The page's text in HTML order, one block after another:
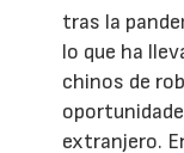
tras la
lo que ha
chinos de
extranjero.